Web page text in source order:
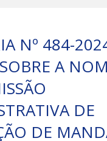
Nº 484-
A
DE
DE